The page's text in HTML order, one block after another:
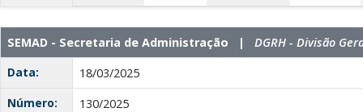
SEMAD - Secretaria de Administração | DGRH - Divisão
Data:
18/03/2025
Número:
130/2025